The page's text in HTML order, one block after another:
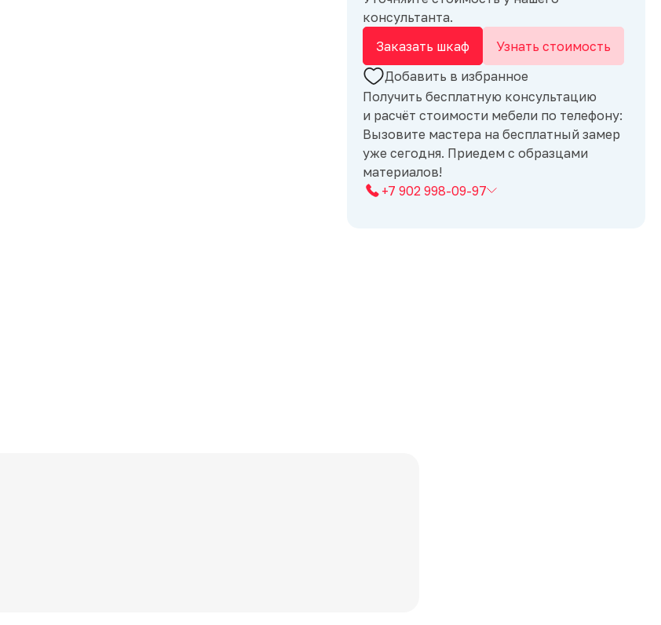
консультанта.
Заказать шкаф
Узнать стоимость
Добавить в избранное
Получить бесплатную консультацию
и расчёт стоимости мебели по телефону:
Вызовите мастера на бесплатный замер
уже сегодня. Приедем с образцами
материалов!
+7 902 998-09-97